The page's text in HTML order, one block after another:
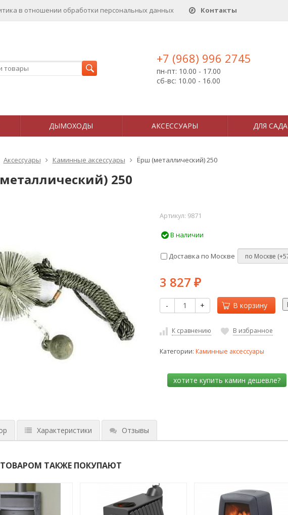
в отношении обработки персональных данныx Контакты
+7 (968) 996 2745
пн-пт: 10.00 - 17.00
сб-вс: 10.00 - 16.00
ДЫМОХОДЫ АКСЕССУАРЫ ДЛЯ САДА
Аксессуары Каминные аксессуары Ёрш (металлический) 250
250
Артикул: 9871
В наличии
Доставка по Москве
3 827 ₽
- + В корзину
К сравнению В избранное
Категории: Каминные аксессуары
Характеристики Отзывы
ТАКЖЕ ПОКУПАЮТ